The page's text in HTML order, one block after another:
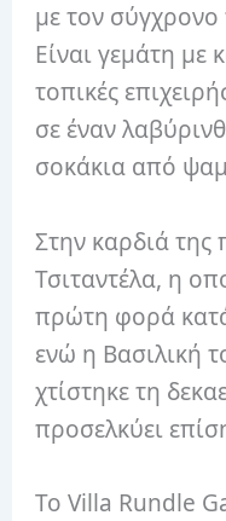
με τον
Είναι γεμάτη με
τοπικές
σε έναν
σοκάκια από
Στην καρδιά της
Τσιταντέλα, η
πρώτη φορά
ενώ η Βασιλική
χτίστηκε τη
προσελκύει
Το Villa Rundle